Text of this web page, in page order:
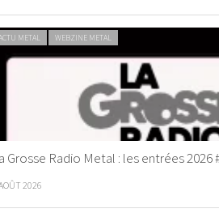
METAL WEBZINE METAL
Grosse Radio Metal : les entrées 2026
2026